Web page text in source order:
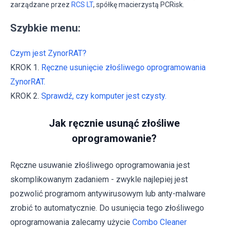
zarządzane przez RCS LT, spółkę macierzystą PCRisk.
Szybkie menu:
Czym jest ZynorRAT?
KROK 1. Ręczne usunięcie złośliwego oprogramowania
ZynorRAT.
KROK 2. Sprawdź, czy komputer jest czysty.
Jak ręcznie usunąć złośliwe
oprogramowanie?
Ręczne usuwanie złośliwego oprogramowania jest
skomplikowanym zadaniem - zwykle najlepiej jest
pozwolić programom antywirusowym lub anty-malware
zrobić to automatycznie. Do usunięcia tego złośliwego
oprogramowania zalecamy użycie Combo Cleaner